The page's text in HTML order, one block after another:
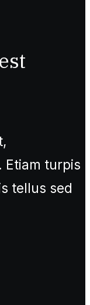
Etiam turpis
tellus sed